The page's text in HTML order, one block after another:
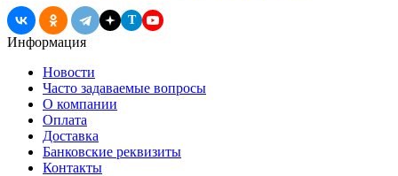
T
Информация
Новости
Часто задаваемые вопросы
О компании
Оплата
Доставка
Банковские реквизиты
Контакты